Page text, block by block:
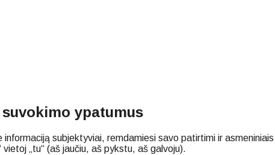
ypatumus
subjektyviai, remdamiesi savo patirtimi ir
„tu“ (aš jaučiu, aš pykstu, aš galvoju).